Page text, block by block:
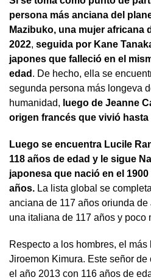
persona más anciana del
Mazibuko, una mujer africana
2022, seguida por Kane
japones que falleció en el
edad . De hecho, ella se
segunda persona más longeva
humanidad, luego de Jeanne
origen francés que vivió hasta
Luego se encuentra Lucile
118 años de edad y le sigue
japonesa que nació en el
años. La lista global se
anciana de 117 años oriunda
una italiana de 117 años y poco
Respecto a los hombres, el
Jiroemon Kimura. Este señor
el año 2013 con 116 años de